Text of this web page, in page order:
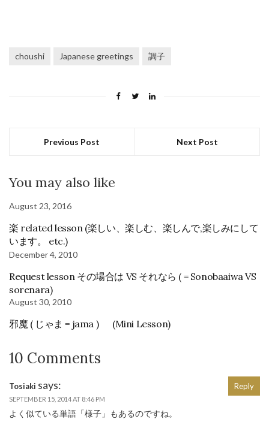
choushi Japanese greetings 調子
Previous Post Next Post
You may also like
August 23, 2016
楽 related lesson (楽しい、楽しむ、楽しんで,楽しみにして
います。 etc.)
December 4, 2010
Request lesson その場合は VS それなら ( = Sonobaaiwa VS
sorenara)
August 30, 2010
邪魔 ( じゃま = jama ) (Mini Lesson)
10 Comments
Tosiaki says:
SEPTEMBER 15, 2014 AT 8:46 PM
よく似ている単語「様子」もあるのですね。
Reply